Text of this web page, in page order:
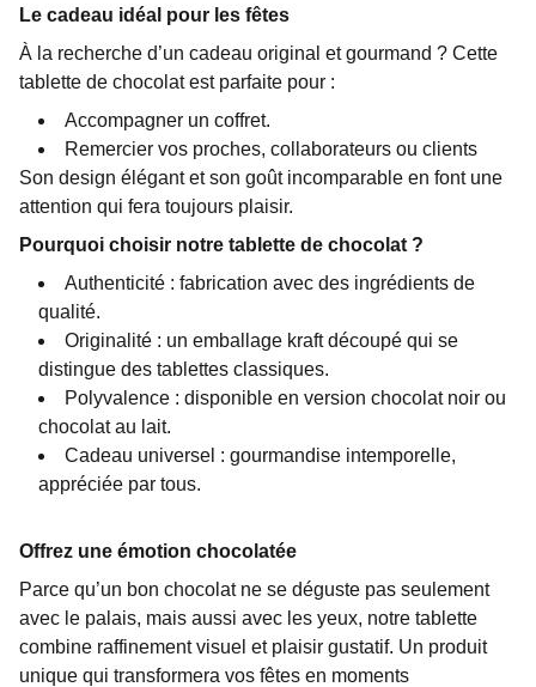
Le cadeau idéal pour les fêtes
À la recherche d’un cadeau original et gourmand ? Cette
tablette de chocolat est parfaite pour :
Accompagner un coffret.
Remercier vos proches, collaborateurs ou clients
Son design élégant et son goût incomparable en font une
attention qui fera toujours plaisir.
Pourquoi choisir notre tablette de chocolat ?
Authenticité : fabrication avec des ingrédients de
qualité.
Originalité : un emballage kraft découpé qui se
distingue des tablettes classiques.
Polyvalence : disponible en version chocolat noir ou
chocolat au lait.
Cadeau universel : gourmandise intemporelle,
appréciée par tous.
Offrez une émotion chocolatée
Parce qu’un bon chocolat ne se déguste pas seulement
avec le palais, mais aussi avec les yeux, notre tablette
combine raffinement visuel et plaisir gustatif. Un produit
unique qui transformera vos fêtes en moments